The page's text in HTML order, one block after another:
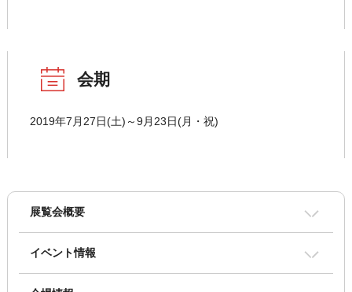
会期
2019年7月27日(土)～9月23日(月・祝)
展覧会概要
イベント情報